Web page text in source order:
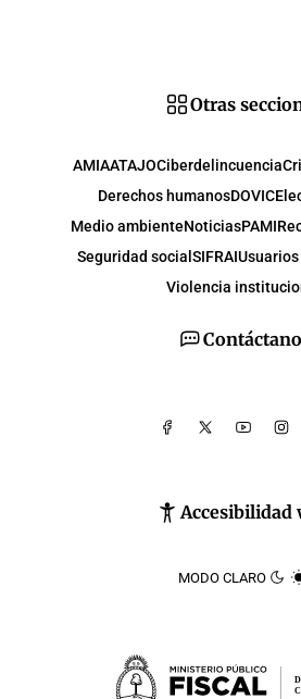
Accesibilidad
MODO CLARO
Otras
AMIAATAJOCiberdelincuencia
Derechos humanosDOVIC
Medio ambienteNoticiasPAMI
Seguridad social SIFRAI
Violencia